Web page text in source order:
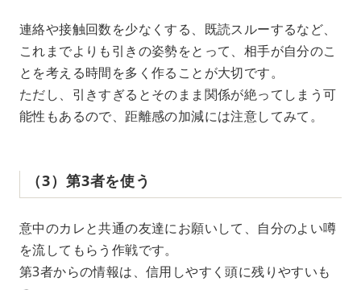
連絡や接触回数を少なくする、既読スルーするなど、
これまでよりも引きの姿勢をとって、相手が自分のこ
とを考える時間を多く作ることが大切です。
ただし、引きすぎるとそのまま関係が絶ってしまう可
能性もあるので、距離感の加減には注意してみて。
（3）第3者を使う
意中のカレと共通の友達にお願いして、自分のよい噂
を流してもらう作戦です。
第3者からの情報は、信用しやすく頭に残りやすいも